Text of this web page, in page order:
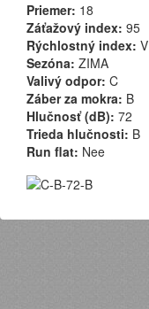
Priemer: 18
Záťažový index: 95
Rýchlostný index: V
Sezóna: ZIMA
Valivý odpor: C
Záber za mokra: B
Hlučnosť (dB): 72
Trieda hlučnosti: B
Run flat: Nee